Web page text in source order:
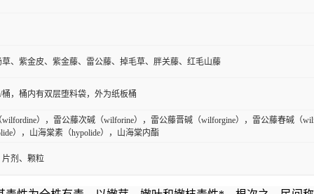
、紫金皮、紫金藤、雷公藤、掉毛草、胖关藤、红毛山藤
桶，桶内有双层堕料袋，外为纸板桶
），雷公藤次碱（wilforine），雷公藤晋碱（wilforgine），雷公藤春碱（
），山海棠素（hypolide），山海棠内酯
剂、颗粒